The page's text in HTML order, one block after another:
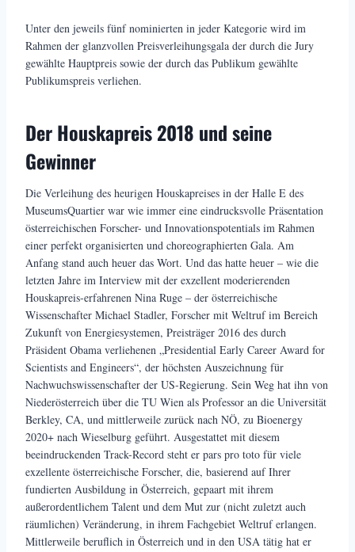
Unter den jeweils fünf nominierten in jeder Kategorie wird im
Rahmen der glanzvollen Preisverleihungsgala der durch die Jury
gewählte Hauptpreis sowie der durch das Publikum gewählte
Publikumspreis verliehen.
Der Houskapreis 2018 und seine
Gewinner
Die Verleihung des heurigen Houskapreises in der Halle E des
MuseumsQuartier war wie immer eine eindrucksvolle Präsentation
österreichischen Forscher- und Innovationspotentials im Rahmen
einer perfekt organisierten und choreographierten Gala. Am
Anfang stand auch heuer das Wort. Und das hatte heuer – wie die
letzten Jahre im Interview mit der exzellent moderierenden
Houskapreis-erfahrenen Nina Ruge – der österreichische
Wissenschafter Michael Stadler, Forscher mit Weltruf im Bereich
Zukunft von Energiesystemen, Preisträger 2016 des durch
Präsident Obama verliehenen „Presidential Early Career Award for
Scientists and Engineers“, der höchsten Auszeichnung für
Nachwuchswissenschafter der US-Regierung. Sein Weg hat ihn von
Niederösterreich über die TU Wien als Professor an die Universität
Berkley, CA, und mittlerweile zurück nach NÖ, zu Bioenergy
2020+ nach Wieselburg geführt. Ausgestattet mit diesem
beeindruckenden Track-Record steht er pars pro toto für viele
exzellente österreichische Forscher, die, basierend auf Ihrer
fundierten Ausbildung in Österreich, gepaart mit ihrem
außerordentlichem Talent und dem Mut zur (nicht zuletzt auch
räumlichen) Veränderung, in ihrem Fachgebiet Weltruf erlangen.
Mittlerweile beruflich in Österreich und in den USA tätig hat er